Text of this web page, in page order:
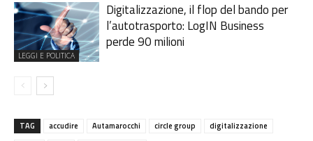
LEGGI E POLITICA
Digitalizzazione, il flop del bando per
l’autotrasporto: LogIN Business
perde 90 milioni
TAG accudire Autamarocchi circle group digitalizzazione